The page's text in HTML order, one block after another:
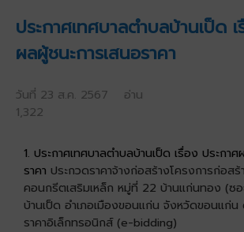
ประกาศเทศบาลตำบลบ้านเป็ด
ผลผู้ชนะการเสนอราคา
วันที่ 23 ส.ค. 2567 อ่าน
1,322
1. ประกาศเทศบาลตำบลบ้านเป็ด เรื่อง ประกา
ราคา ประกวดราคาจ้างก่อสร้างโครงการก่อส
คอนกรีตเสริมเหล็ก หมู่ที่ 22 บ้านแก่นทอง (ซ
บ้านเป็ด อำเภอเมืองขอนแก่น จังหวัดขอนแก่น
ราคาอิเล็กทรอนิกส์ (e-bidding)